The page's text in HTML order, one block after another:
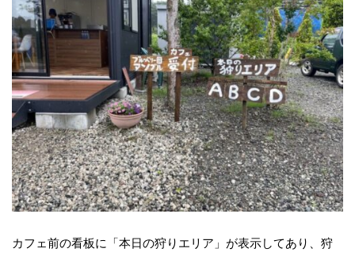
カフェ前の看板に「本日の狩りエリア」が表示してあり、狩